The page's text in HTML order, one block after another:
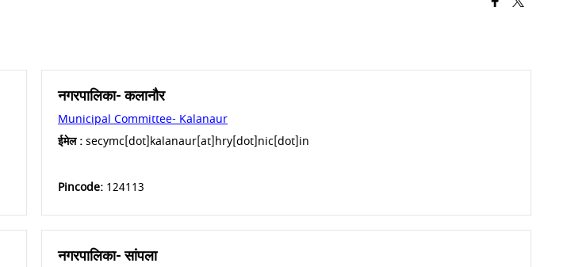
नगरपालिका- कलानौर
Municipal Committee- Kalanaur
ईमेल :secymc[dot]kalanaur[at]hry[dot]nic[dot]in
Pincode:124113
नगरपालिका- सांपला